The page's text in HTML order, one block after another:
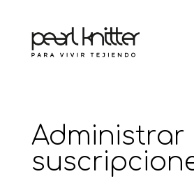
Administrar